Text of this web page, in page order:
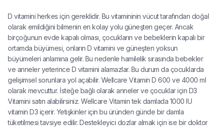
D vitamini herkes için gereklidir. Bu vitamininin vücut tarafından doğal
olarak emildiğini bilmenin en kolay yolu güneşten geçer. Ancak
birçoğunun evde kapalı olması, çocukların ve bebeklerin kapalı bir
ortamda büyümesi, onların D vitamini ve güneşten yoksun
büyümeleri anlamına gelir. Bu nedenle hamilelik sırasında bebekler
ve anneler yeterince D vitamini alamazlar. Bu durum da çocuklarda
gelişimsel sorunlara yol açabilir. Wellcare Vitamin D 600 ve 4000 ml
olarak mevcuttur. İsteğe bağlı olarak anneler ve çocuklar için D3
Vitamini satın alabilirsiniz. Wellcare Vitamin tek damlada 1000 IU
vitamin D3 içerir. Yetişkinler için bu üründen günde bir damla
tüketilmesi tavsiye edilir. Destekleyici dozlar almak için ise bir doktor